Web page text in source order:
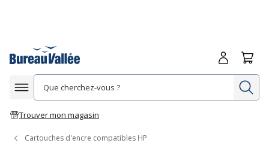
Afficher la navigation
Trouver mon magasin
Me
Cartouches d'encre compatibles HP